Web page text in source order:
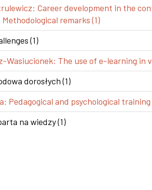
Career development in the
remarks (1)
(1)
Wasiucionek: The use of e-learning in
dorosłych (1)
Pedagogical and psychological
na wiedzy (1)